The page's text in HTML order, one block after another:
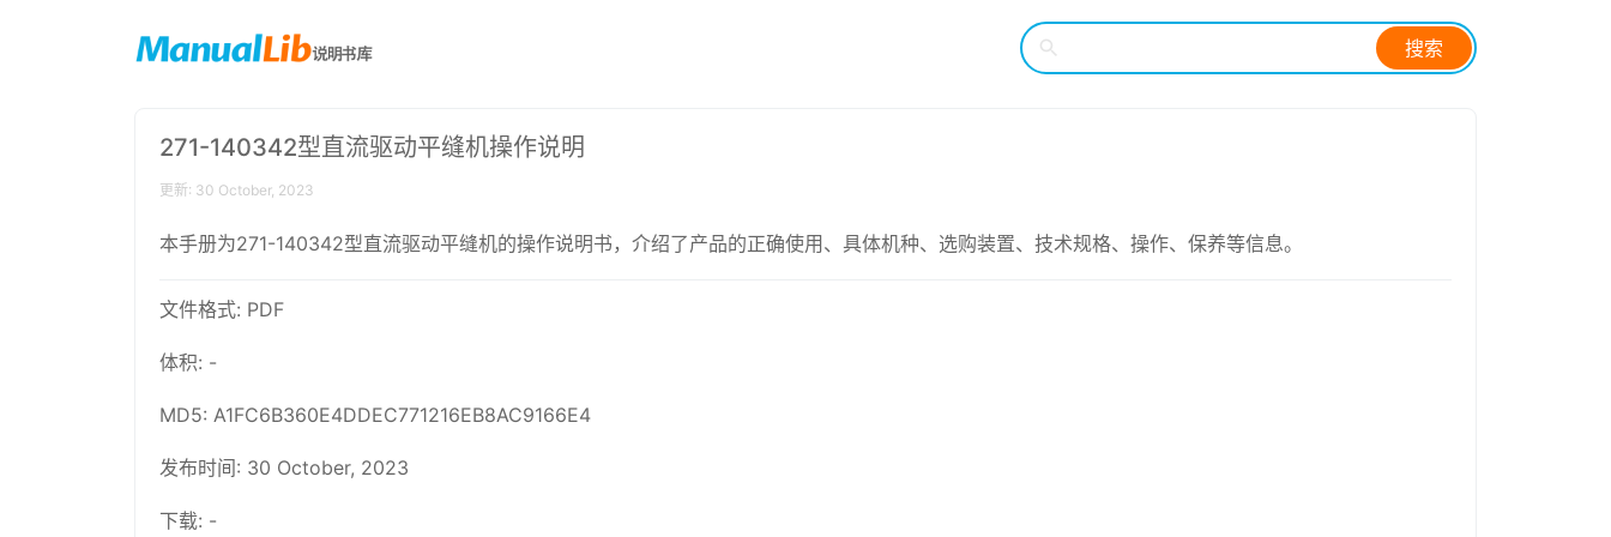
搜索
271-140342型直流驱动平缝机操作说明
更新: 30 October, 2023
本手册为271-140342型直流驱动平缝机的操作说明书，介绍了产品的正确使用、具体机种、选购装置、技术规格、操作、保养等信息。
文件格式: PDF
体积: -
MD5: A1FC6B360E4DDEC771216EB8AC9166E4
发布时间: 30 October, 2023
下载: -